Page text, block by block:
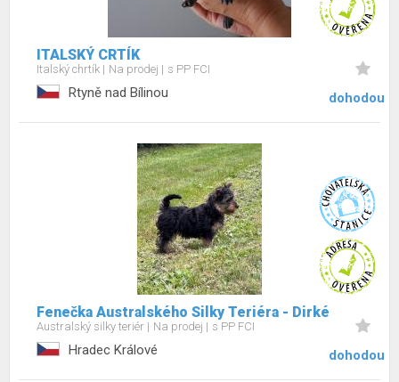
ITALSKÝ CRTÍK
Italský chrtík Na prodej s PP FCI
Rtyně nad Bílinou dohodou
Fenečka Australského Silky Teriéra - Dirké
Australský silky teriér Na prodej s PP FCI
Hradec Králové dohodou